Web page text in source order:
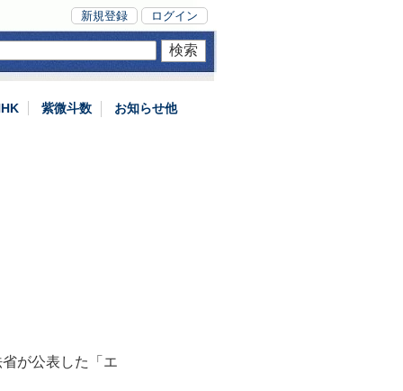
新規登録 ログイン
紫微斗数 お知らせ他
が公表した「エ